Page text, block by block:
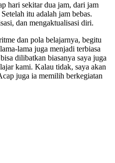
hari sekitar dua jam, dari jam
itu adalah jam bebas.
dan mengaktualisasi diri.
dan pola belajarnya, begitu
lama juga menjadi terbiasa
dilibatkan biasanya saya juga
kami. Kalau tidak, saya akan
juga ia memilih berkegiatan